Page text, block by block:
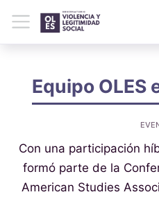
Equipo OLES
Con una participación
formó parte de la
American Studies